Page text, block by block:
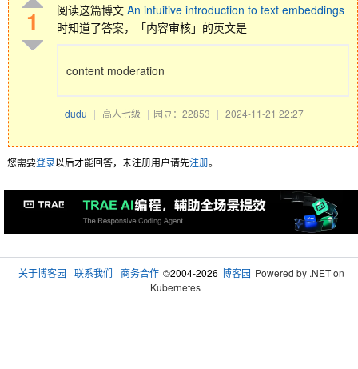
1 阅读这篇博文 An intuitive introduction to text embeddings
时知道了答案，「内容审核」的英文是
content moderation
dudu | 高人七级 | 园豆：22853 | 2024-11-21 22:27
您需要登录以后才能回答，未注册用户请先注册。
关于博客园 联系我们 商务合作 ©2004-2026 博客园 Powered by .NET on
Kubernetes